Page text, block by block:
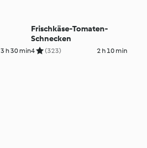
3 h 30 min
Frischkäse-Tomaten-
Schnecken
4 (323) 2 h 10 min